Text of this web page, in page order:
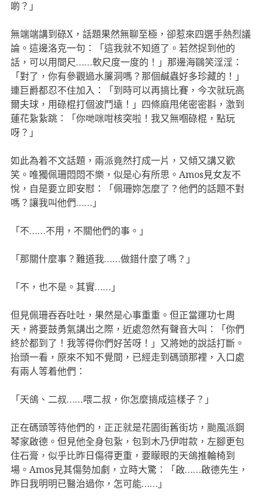
啲？」
無端端講到碌X，話題果然無聊至極，卻惹來四選手熱烈議
論。這邊洛克一句：「這我就不知道了。若然捉到他的
話，可以用間尺……軟尺度一度的！」那邊海鷗笑淫淫：
「對了，你有參觀過水簾洞嗎？那個鹹蟲好多珍藏的！」
連巨爵都忍不住加入：「到時可以再搞比賽，今次就玩高
爾夫球，用碌棍打個波鬥遠！」四條麻甩佬密密斟，激到
蓮花紥紥跳：「你哋咪咁核突啦！我又無嗰碌棍，點玩
呀？」
如此為着不文話題，兩派竟然打成一片，又傾又講又歡
笑。唯獨佩珊悶悶不樂，似是心有所思。Amos見女友不
悅，自是要立即安慰：「佩珊妳怎麼了？他們的話題不對
嗎？讓我叫他們……」
「不……不用，不關他們的事。」
「那關什麼事？難道我……做錯什麼了嗎？」
「不，也不是。其實……」
但見佩珊吞吞吐吐，果然是心事重重。但正當運功七周
天，將要鼓勇氣講出之際，近處忽然有聲音大叫：「你們
終於都到了！我等得你們好苦呀！」又將她的說話打斷。
抬頭一看，原來不知不覺間，已經走到碼頭那裡，入口處
有兩人等着他們：
「天鴿、二叔……喂二叔，你怎麼搞成這樣子？」
正在碼頭等待他們的，正正就是花園街舊街坊，颱風派鋼
琴家啟德。但見他全身包紥，包到木乃伊咁款，左腳更包
住石膏，似乎比昨日傷得更重，要矇眼的天鴿推輪椅到
場。Amos見其傷勢加劇，立時大驚：「啟……啟德先生，
昨日我明明已醫治過你，怎可能……」